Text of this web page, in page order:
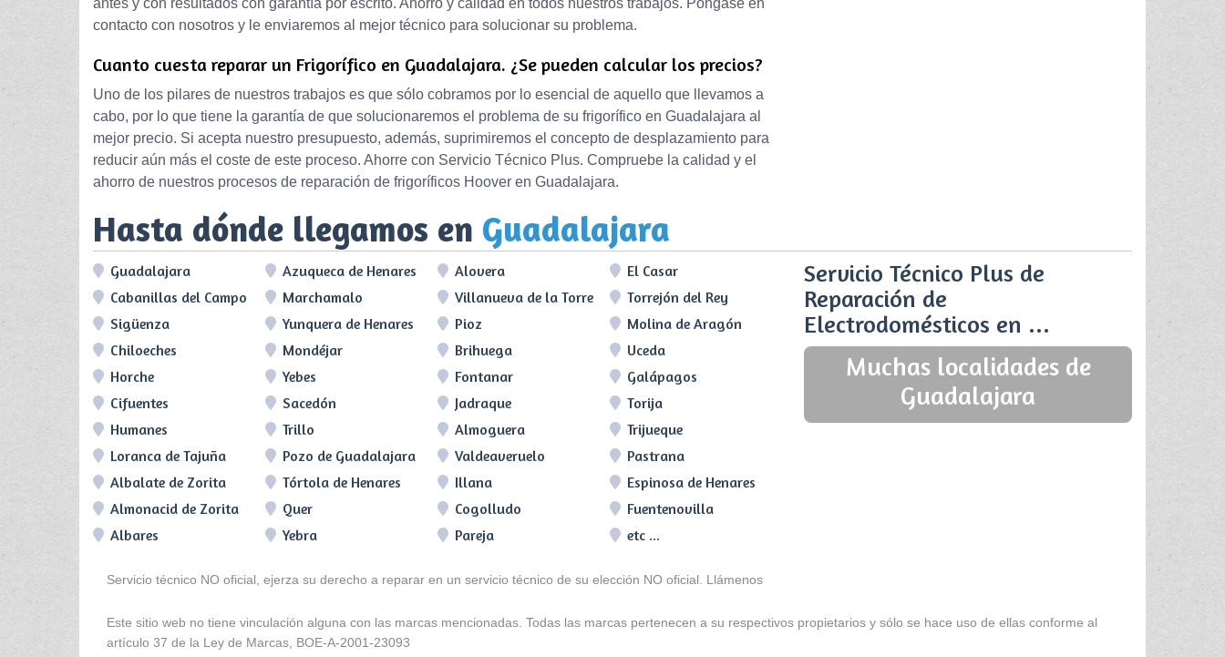
antes y con resultados con garantía por escrito. Ahorro y calidad en todos nuestros trabajos. Póngase en
contacto con nosotros y le enviaremos al mejor técnico para solucionar su problema.
Cuanto cuesta reparar un Frigorífico en Guadalajara. ¿Se pueden calcular los precios?
Uno de los pilares de nuestros trabajos es que sólo cobramos por lo esencial de aquello que llevamos a
cabo, por lo que tiene la garantía de que solucionaremos el problema de su frigorífico en Guadalajara al
mejor precio. Si acepta nuestro presupuesto, además, suprimiremos el concepto de desplazamiento para
reducir aún más el coste de este proceso. Ahorre con Servicio Técnico Plus. Compruebe la calidad y el
ahorro de nuestros procesos de reparación de frigoríficos Hoover en Guadalajara.
Hasta dónde llegamos en Guadalajara
Guadalajara Azuqueca de Henares Alovera
El Casar
Cabanillas del Campo
Marchamalo Villanueva de la Torre
Torrejón del Rey
Sigüenza
Yunquera de Henares Pioz
Molina de Aragón
Chiloeches
Mondéjar Brihuega
Uceda
Horche
Yebes Fontanar
Galápagos
Cifuentes
Sacedón Jadraque
Torija
Humanes
Trillo Almoguera
Trijueque
Loranca de Tajuña
Pozo de Guadalajara Valdeaveruelo
Pastrana
Albalate de Zorita
Tórtola de Henares Illana
Espinosa de Henares
Almonacid de Zorita
Quer Cogolludo
Fuentenovilla
Albares
Yebra Pareja etc ...
Servicio Técnico Plus de
Reparación de
Electrodomésticos en ...
Muchas localidades de
Guadalajara
Servicio técnico NO oficial, ejerza su derecho a reparar en un servicio técnico de su elección NO oficial. Llámenos
Este sitio web no tiene vinculación alguna con las marcas mencionadas. Todas las marcas pertenecen a su respectivos propietarios y sólo se hace uso de ellas conforme al
artículo 37 de la Ley de Marcas, BOE-A-2001-23093